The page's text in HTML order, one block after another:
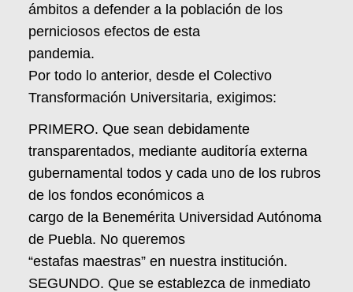
ámbitos a defender a la población de los
perniciosos efectos de esta
pandemia.
Por todo lo anterior, desde el Colectivo
Transformación Universitaria, exigimos:
PRIMERO. Que sean debidamente
transparentados, mediante auditoría externa
gubernamental todos y cada uno de los rubros
de los fondos económicos a
cargo de la Benemérita Universidad Autónoma
de Puebla. No queremos
“estafas maestras” en nuestra institución.
SEGUNDO. Que se establezca de inmediato